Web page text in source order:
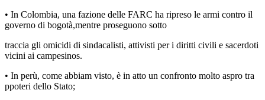
• In Colombia, una fazione delle FARC ha ripreso le armi contro il
governo di bogotà,mentre proseguono sotto
traccia gli omicidi di sindacalisti, attivisti per i diritti civili e sacerdoti
vicini ai campesinos.
• In perù, come abbiam visto, è in atto un confronto molto aspro tra
ppoteri dello Stato;